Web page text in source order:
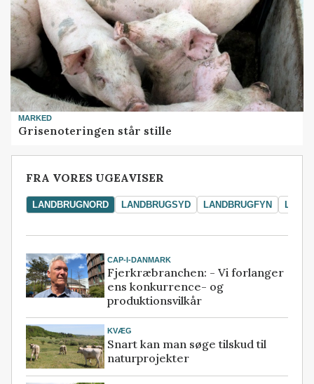
MARKED
Grisenoteringen står stille
FRA VORES UGEAVISER
LANDBRUGNORD LANDBRUGSYD LANDBRUGFYN
CAP-I-DANMARK
Fjerkræbranchen: - Vi forlanger
ens konkurrence- og
produktionsvilkår
KVÆG
Snart kan man søge tilskud til
naturprojekter